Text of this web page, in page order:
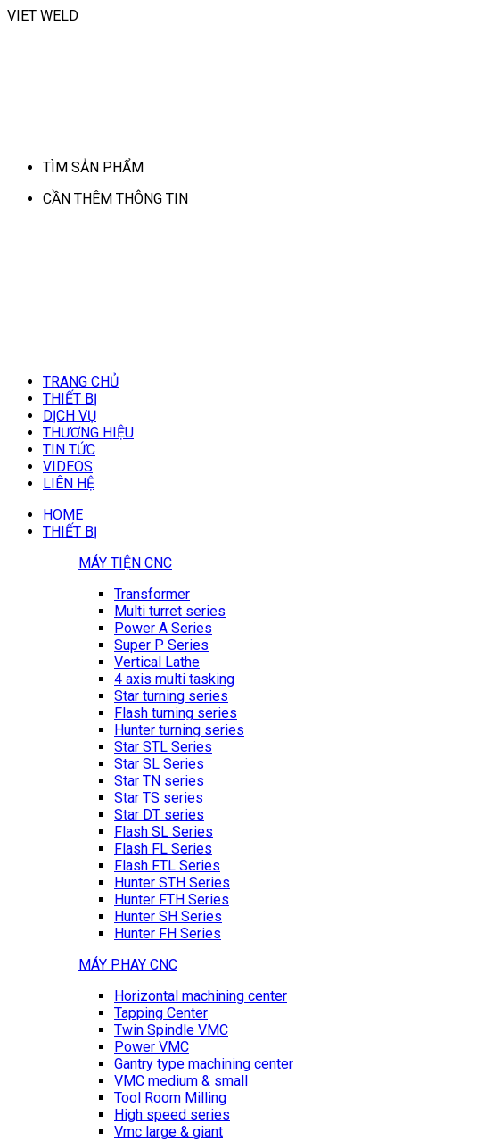
VIET WELD
TÌM SẢN PHẨM
CẦN THÊM THÔNG TIN
TRANG CHỦ
THIẾT BỊ
DỊCH VỤ
THƯƠNG HIỆU
TIN TỨC
VIDEOS
LIÊN HỆ
HOME
THIẾT BỊ
MÁY TIỆN CNC
Transformer
Multi turret series
Power A Series
Super P Series
Vertical Lathe
4 axis multi tasking
Star turning series
Flash turning series
Hunter turning series
Star STL Series
Star SL Series
Star TN series
Star TS series
Star DT series
Flash SL Series
Flash FL Series
Flash FTL Series
Hunter STH Series
Hunter FTH Series
Hunter SH Series
Hunter FH Series
MÁY PHAY CNC
Horizontal machining center
Tapping Center
Twin Spindle VMC
Power VMC
Gantry type machining center
VMC medium & small
Tool Room Milling
High speed series
Vmc large & giant